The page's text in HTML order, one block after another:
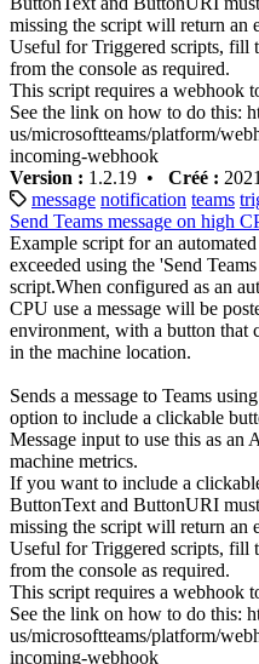
missing the script will return an
Useful for Triggered scripts, fill
from the console as required.
This script requires a webhook
See the link on how to do this:
us/microsoftteams/platform/
incoming-webhook
Version : 1.2.19 • Créé :
message notification teams
Send Teams message on high
Example script for an
exceeded using the 'Send
script.When configured as an
CPU use a message will be
environment, with a button that
in the machine location.
Sends a message to Teams
option to include a clickable
Message input to use this as an
machine metrics.
If you want to include a
ButtonText and ButtonURI
missing the script will return an
Useful for Triggered scripts, fill
from the console as required.
This script requires a webhook
See the link on how to do this:
us/microsoftteams/platform/
incoming-webhook